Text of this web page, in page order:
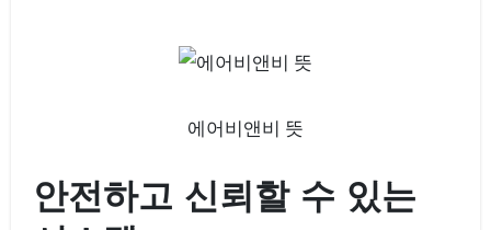
에어비앤비 뜻
안전하고 신뢰할 수 있는